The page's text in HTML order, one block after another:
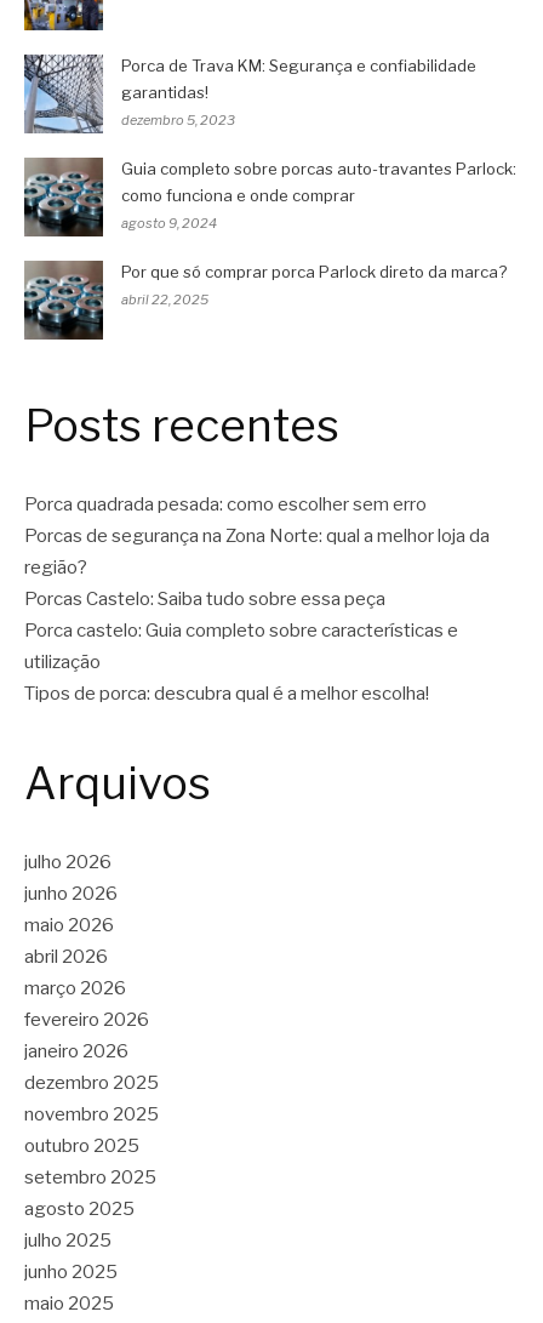
Porca de Trava KM: Segurança e confiabilidade
garantidas!
dezembro 5, 2023
Guia completo sobre porcas auto-travantes Parlock:
como funciona e onde comprar
agosto 9, 2024
Por que só comprar porca Parlock direto da marca?
abril 22, 2025
Posts recentes
Porca quadrada pesada: como escolher sem erro
Porcas de segurança na Zona Norte: qual a melhor loja da
região?
Porcas Castelo: Saiba tudo sobre essa peça
Porca castelo: Guia completo sobre características e
utilização
Tipos de porca: descubra qual é a melhor escolha!
Arquivos
julho 2026
junho 2026
maio 2026
abril 2026
março 2026
fevereiro 2026
janeiro 2026
dezembro 2025
novembro 2025
outubro 2025
setembro 2025
agosto 2025
julho 2025
junho 2025
maio 2025